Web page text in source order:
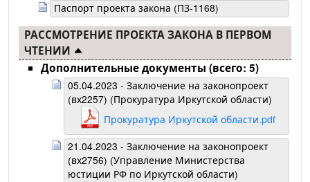
Паспорт проекта закона (ПЗ-1168)
РАССМОТРЕНИЕ ПРОЕКТА ЗАКОНА В ПЕРВОМ
ЧТЕНИИ
Дополнительные документы (всего: 5)
05.04.2023 - Заключение на законопроект
(вх2257) (Прокуратура Иркутской области)
Прокуратура Иркутской области.pdf
21.04.2023 - Заключение на законопроект
(вх2756) (Управление Министерства
юстиции РФ по Иркутской области)